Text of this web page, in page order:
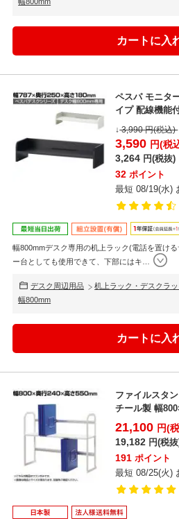
幅800mm
ペスパ モニタ
イプ 配線機能
デスク...
↓3,990円(税込)
3,590 円(税
3,264 円(税抜)
32 ポイント
最短 08/19(水)
幅800mmデスク専用の机上ラック(電話を置け
ー台としても使用できて、下部にはキ…
デスク周辺用品
机上ラック・デスクラ
幅800mm
ファイルスタ
チール製 幅
21,100 円(
19,182 円(税
191 ポイント
最短 08/25(火)